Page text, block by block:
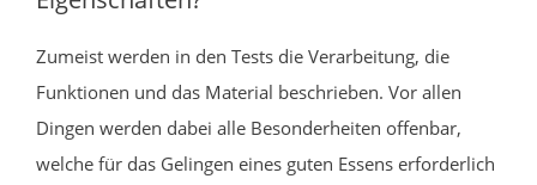
Zumeist werden in den Tests die Verarbeitung, die
Funktionen und das Material beschrieben. Vor allen
Dingen werden dabei alle Besonderheiten offenbar,
welche für das Gelingen eines guten Essens erforderlich